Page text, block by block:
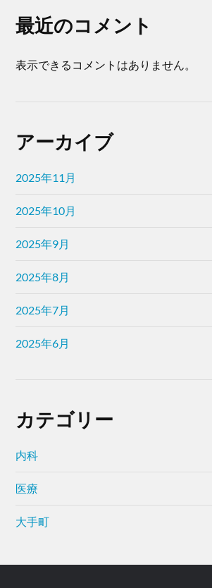
最近のコメント
表示できるコメントはありません。
アーカイブ
2025年11月
2025年10月
2025年9月
2025年8月
2025年7月
2025年6月
カテゴリー
内科
医療
大手町